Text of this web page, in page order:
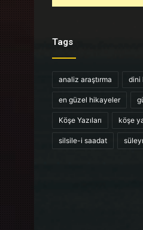
Tags
analiz araştırma dini
en güzel hikayeler
Köşe Yazıları köşe
silsile-i saadat